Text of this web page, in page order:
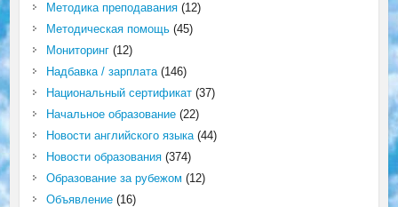
Методика преподавания(12)
Методическая помощь(45)
Мониторинг(12)
Надбавка / зарплата(146)
Национальный сертификат(37)
Начальное образование(22)
Новости английского языка(44)
Новости образования(374)
Образование за рубежом (12)
Объявление(16)